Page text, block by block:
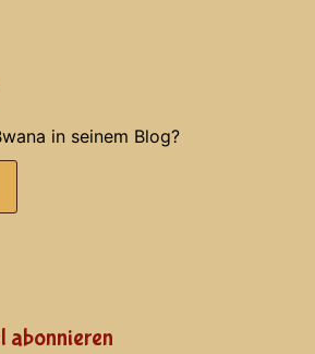
in seinem Blog?
abonnieren